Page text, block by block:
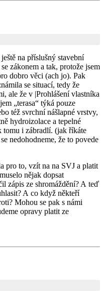
na příslušný stavební
zákonem a tak, protože jsem
dobro věci (ach jo). Pak
se situací, tedy že
ale že v |Prohlášení vlastníka
„terasa“ týká pouze
též svrchní nášlapné vrstvy,
hydroizolace a tepelné
tomu i zábradlí. (jak říkáte
nedohodneme, že to povede
pro to, vzít na na SVJ a platit
nějak dopsat
zápis ze shromáždění? A teď
A co když někteří
Mohou se pak s námi
opravy platit ze